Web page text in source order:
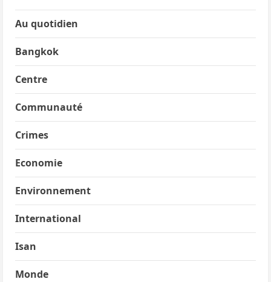
Au quotidien
Bangkok
Centre
Communauté
Crimes
Economie
Environnement
International
Isan
Monde